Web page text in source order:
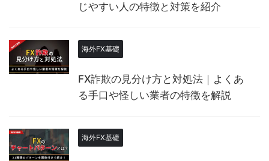
じやすい人の特徴と対策を紹介
海外FX基礎
FX詐欺の見分け方と対処法｜よくあ
る手口や怪しい業者の特徴を解説
海外FX基礎